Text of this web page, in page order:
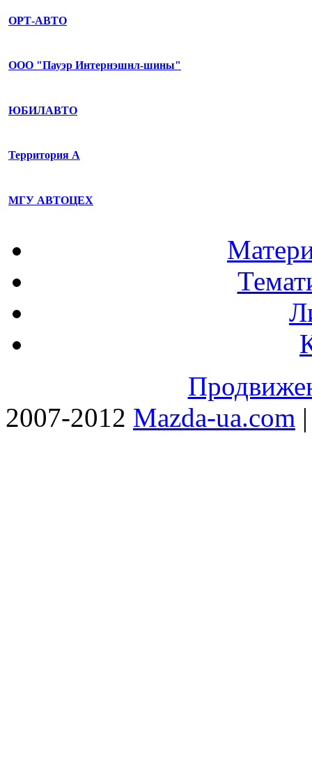
ОРТ-АВТО
ООО "Пауэр Интернэшнл-шины"
ЮБИЛАВТО
Территория А
МГУ АВТОЦЕХ
2007-2012 Mazda-ua.com